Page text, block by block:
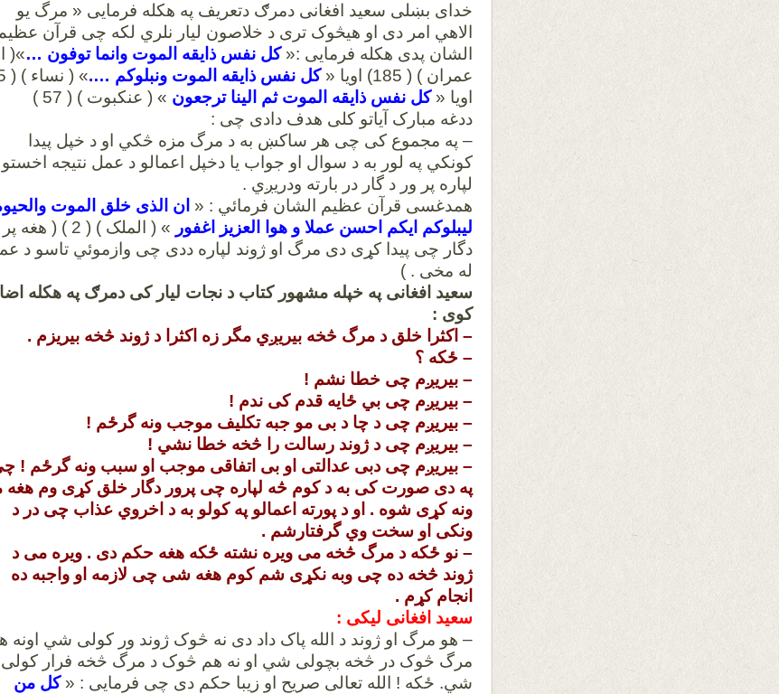
خدای بښلی سعید افغانی دمرګ دتعریف په هکله فرمایی « مرگ يو
الاهي امر دی او هيڅوک تری د خلاصون ليار نلري لکه چی قرآن
الشان پدی هکله فرمایی :«کل نفس ذايقه الموت وانما توفون …»(
عمران ) ( 185) اویا «
کل نفس ذايقه الموت ونبلوکم ….
اویا «کل نفس ذايقه الموت ثم الينا ترجعون » ( عنکبوت ) ( 57 )
ددغه مبارک آیاتو کلی هدف دادی چی :
– په مجموع کی چی هر ساکښ به د مرگ مزه څکي او د خپل پيدا
کونکي په لور به د سوال او جواب يا دخپل اعمالو د عمل نتيجه اخستو
لپاره پر ور د گار در بارته ودريږي .
همدغسی قرآن عظیم الشان فرمائي : « ان الذی خلق الموت
ليبلوکم ايکم احسن عملا و هوا العزيز اغفور
» ( الملک ) ( 2 ) ( هغه
دگار چی پيدا کړی دی مرگ او ژوند لپاره ددی چی وازموئي تاسو د
له مخی . )
سعید افغانی په خپله مشهور کتاب د نجات ليار کی دمرګ په هکله
کوی :
– اکثرا خلق د مرگ څخه بيريږي مگر زه اکثرا د ژوند څخه بيريزم .
– ځکه ؟
– بيريږم چی خطا نشم !
– بيريږم چی بي ځايه قدم کی ندم !
– بيريږم چی د چا د بی مو جبه تکليف موجب ونه گرځم !
– بيريږم چی د ژوند رسالت را څخه خطا نشي !
– بيريږم چی دبی عدالتی او بی اتفاقی موجب او سبب ونه گرځم !
په دی صورت کی به د کوم څه لپاره چی پرور دگار خلق کړی وم
ونه کړی شوه . او د پورته اعمالو په کولو به د اخروي عذاب چی در د
ونکی او سخت وي گرفتارشم .
– نو ځکه د مرگ څخه می ويره نشته ځکه هغه حکم دی . ويره می د
ژوند څخه ده چی وبه نکړی شم کوم هغه شی چی لازمه او واجبه ده
انجام کړم .
سعید افغانی لیکی :
– هو مرگ او ژوند د الله پاک داد دی نه څوک ژوند ور کولی شي اونه
مرگ څوک در څخه بچولی شي او نه هم څوک د مرگ څخه فرار کولی
شي. ځکه ! الله تعالی صریح او زیبا حکم دی چی فرمایی : «کل من